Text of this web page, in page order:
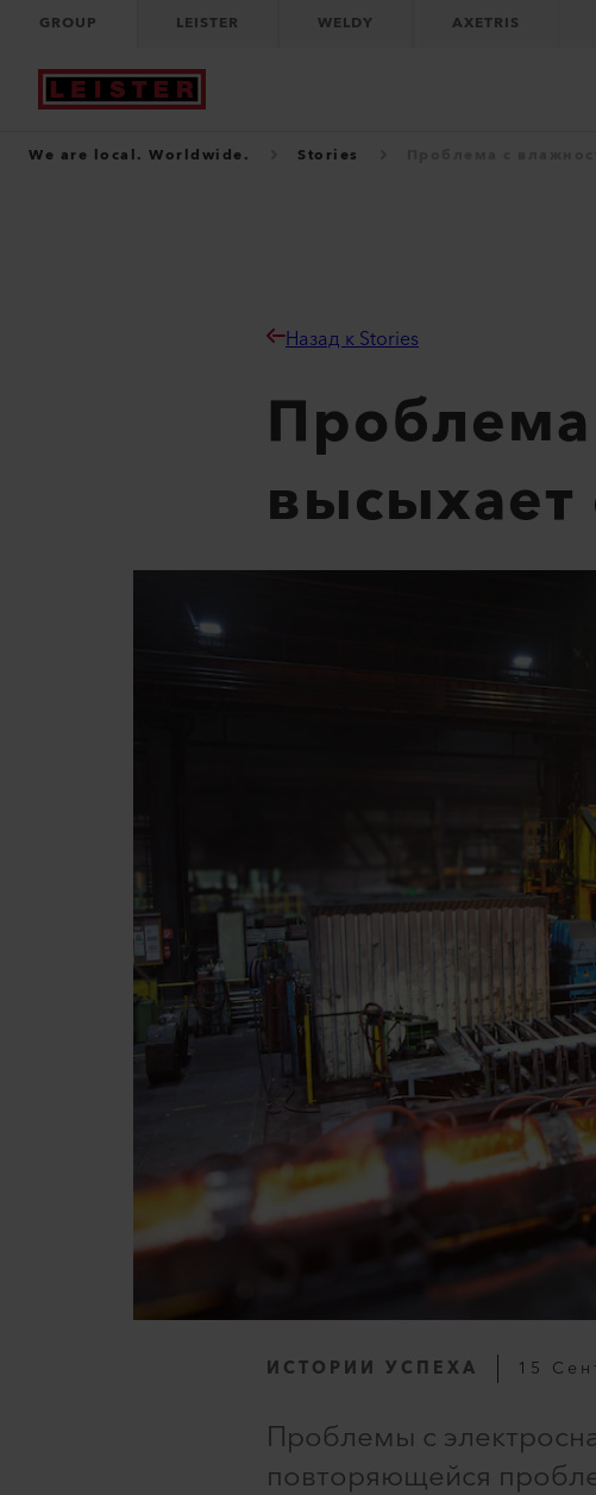
GROUP LEISTER WELDY AXETRIS
We are local. Worldwide. Stories
Назад к Stories
высыхает
ИСТОРИИ УСПЕХА 15
Проблемы с
повторяющейся